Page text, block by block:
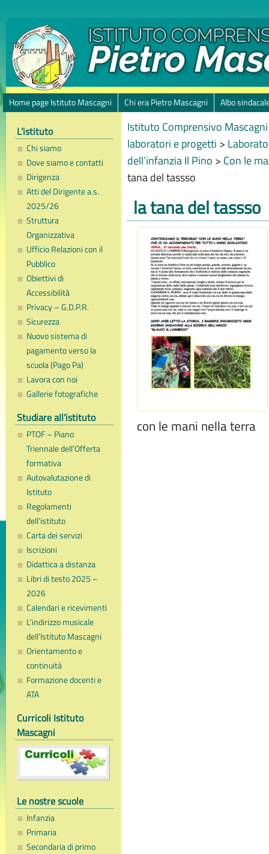
Home page Istituto Mascagni Chi era Pietro Mascagni Albo
L’istituto
Chi siamo
Dove siamo e contatti
Dirigenza
Atti del Dirigente a.s.
2025/26
Struttura
Organizzativa
Ufficio Relazioni con il
Pubblico
Obiettivi di
Accessibilità
Privacy – G.D.P.R.
Sicurezza
Nuovo sistema di
pagamento verso la
scuola (Pago Pa)
Lavora con noi
Gallerie fotografiche
Studiare all’istituto
PTOF – Piano
Triennale dell’Offerta
formativa
Autovalutazione di
Istituto
Regolamenti
dell’istituto
Carta dei servizi
Iscrizioni
Didattica a distanza
Libri di testo 2025 –
2026
Calendari e ricevimenti
L’indirizzo musicale
dell’Istituto Mascagni
Orientamento e
continuità
Formazione docenti e
ATA
Curricoli Istituto
Mascagni
Le nostre scuole
Infanzia
Primaria
Secondaria di primo
Istituto Comprensivo
laboratori e progetti >
dell’infanzia Il Pino > Con le
tana del tassso
la tana del tassso
con le mani nella terra